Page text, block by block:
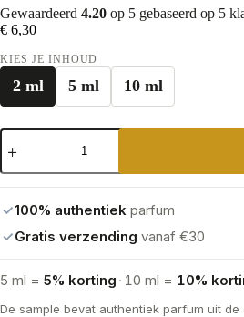
Gewaardeerd 4.20 op 5 gebaseerd op 5
€ 6,30
KIES JE INHOUD
2 ml 5 ml 10 ml
Prada
Candy
aantal
✓100% authentiek parfum
✓Gratis verzending vanaf €30
5 ml = 5% korting · 10 ml = 10%
De sample bevat authentiek parfum uit